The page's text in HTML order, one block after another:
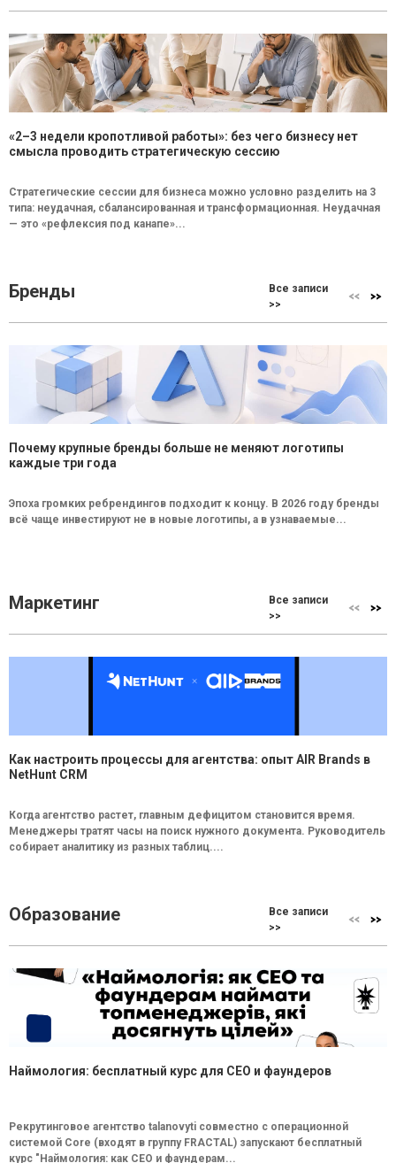
«2–3 недели кропотливой работы»: без чего бизнесу нет
смысла проводить стратегическую сессию
Стратегические сессии для бизнеса можно условно разделить на 3
типа: неудачная, сбалансированная и трансформационная. Неудачная
— это «рефлексия под канапе»...
Бренды
Все записи
>>
Почему крупные бренды больше не меняют логотипы
каждые три года
Эпоха громких ребрендингов подходит к концу. В 2026 году бренды
всё чаще инвестируют не в новые логотипы, а в узнаваемые...
Маркетинг
Все записи
>>
Как настроить процессы для агентства: опыт AIR Brands в
NetHunt CRM
Когда агентство растет, главным дефицитом становится время.
Менеджеры тратят часы на поиск нужного документа. Руководитель
собирает аналитику из разных таблиц....
Образование
Все записи
>>
Наймология: бесплатный курс для CEO и фаундеров
Рекрутинговое агентство talanovyti совместно с операционной
системой Core (входят в группу FRACTAL) запускают бесплатный
курс "Наймология: как СEO и фаундерам...